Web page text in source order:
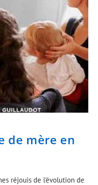
de mère en
réjouis de l'évolution de